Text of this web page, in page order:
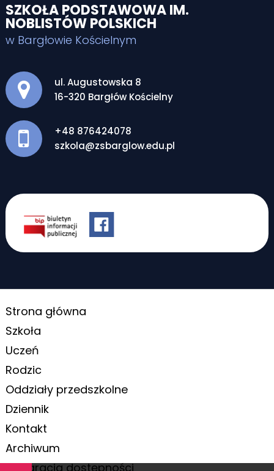
SZKOŁA PODSTAWOWA IM.
NOBLISTÓW POLSKICH
w Bargłowie Kościelnym
Adres pocztowy:
ul. Augustowska 8
16-320 Bargłów Kościelny
+48 876424078
szkola@zsbarglow.edu.pl
Strona główna
Szkoła
Uczeń
Rodzic
Oddziały przedszkolne
Dziennik
Kontakt
Archiwum
Deklaracja dostępności